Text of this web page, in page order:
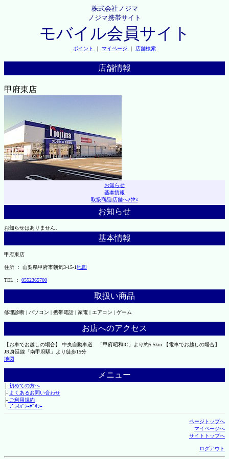
株式会社ノジマ
ノジマ携帯サイト
モバイル会員サイト
ポイント ｜ マイページ ｜ 店舗検索
店舗情報
甲府東店
お知らせ
基本情報
取扱商品|店舗へｱｸｾｽ
お知らせ
お知らせはありません。
基本情報
甲府東店
住所 ： 山梨県甲府市朝気3-15-1地図
TEL ： 0552365700
取扱い商品
修理診断 | パソコン | 携帯電話 | 家電 | エアコン | ゲーム
お店へのアクセス
【お車でお越しの場合】 中央自動車道 「甲府昭和IC」より約5.5km 【電車でお越しの場合】
JR身延線「南甲府駅」より徒歩15分
地図
メニュー
├初めての方へ
├ よくあるお問い合わせ
├ご利用規約
└ﾌﾟﾗｲﾊﾞｼｰﾎﾟﾘｼｰ
ページトップへ
マイページへ
サイトトップへ
ログアウト